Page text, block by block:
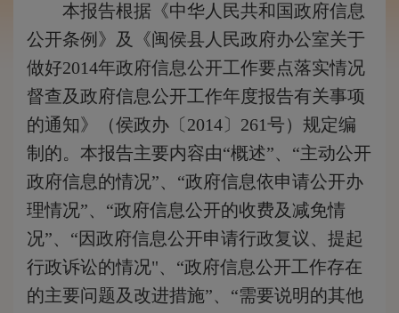
本报告根据《中华人民共和国政府信息
公开条例》及《闽侯县人民政府办公室关于
做好2014年政府信息公开工作要点落实情况
督查及政府信息公开工作年度报告有关事项
的通知》（侯政办〔2014〕261号）规定编
制的。本报告主要内容由“概述”、“主动公开
政府信息的情况”、“政府信息依申请公开办
理情况”、“政府信息公开的收费及减免情
况”、“因政府信息公开申请行政复议、提起
行政诉讼的情况"、“政府信息公开工作存在
的主要问题及改进措施”、“需要说明的其他